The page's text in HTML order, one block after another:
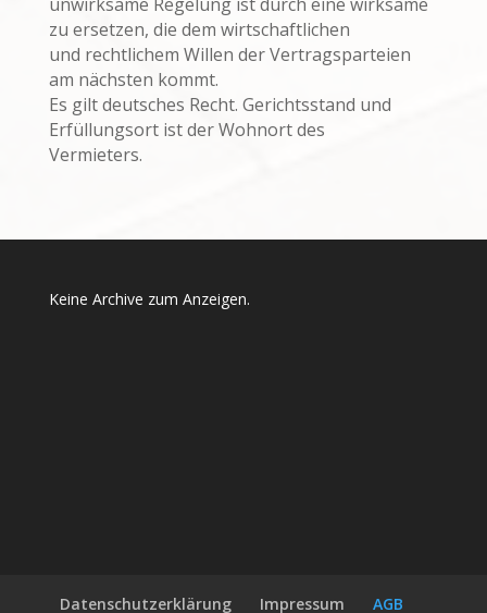
zu ersetzen, die dem wirtschaftlichen
und rechtlichem Willen der Vertragsparteien
am nächsten kommt.
Es gilt deutsches Recht. Gerichtsstand und
Erfüllungsort ist der Wohnort des
Vermieters.
Keine Archive zum Anzeigen.
Datenschutzerklärung Impressum AGB